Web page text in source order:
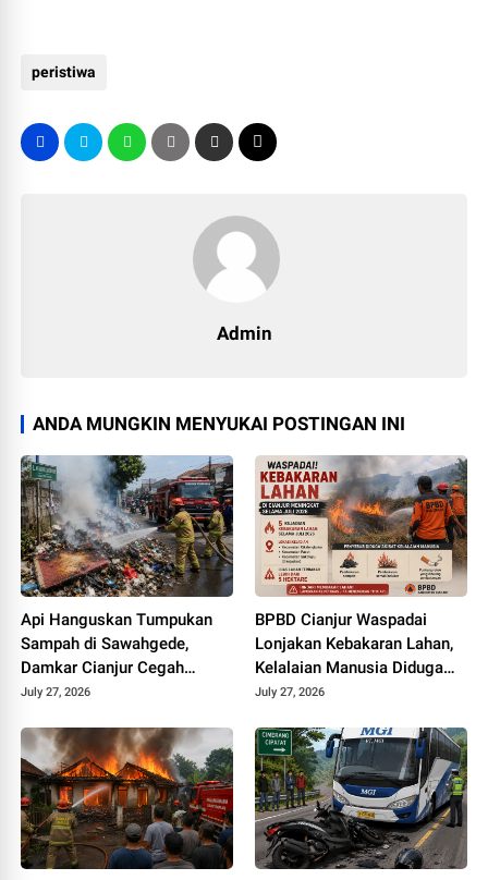
peristiwa
Admin
ANDA MUNGKIN MENYUKAI POSTINGAN INI
Api Hanguskan Tumpukan
Sampah di Sawahgede,
Damkar Cianjur Cegah
Kebakaran Meluas
July 27, 2026
BPBD Cianjur Waspadai
Lonjakan Kebakaran Lahan,
Kelalaian Manusia Diduga
Jadi Penyebab Utama
July 27, 2026